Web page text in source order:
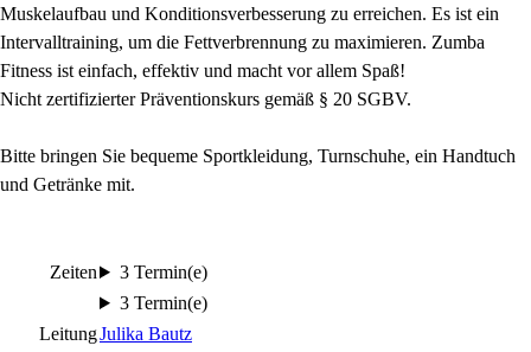
Muskelaufbau und Konditionsverbesserung zu erreichen. Es ist ein
Intervalltraining, um die Fettverbrennung zu maximieren. Zumba
Fitness ist einfach, effektiv und macht vor allem Spaß!
Nicht zertifizierter Präventionskurs gemäß § 20 SGBV.
Bitte bringen Sie bequeme Sportkleidung, Turnschuhe, ein Handtuch
und Getränke mit.
Zeiten
3 Termin(e)
3 Termin(e)
LeitungJulika Bautz